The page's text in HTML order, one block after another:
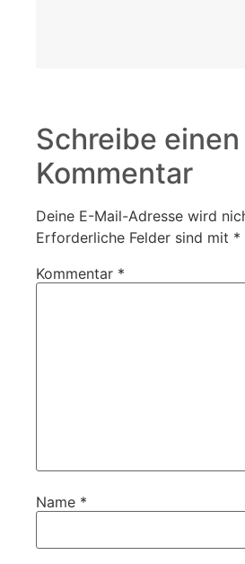
Schreibe einen
Kommentar
Deine E-Mail-Adresse wird
Erforderliche Felder sind mit *
Kommentar *
Name *